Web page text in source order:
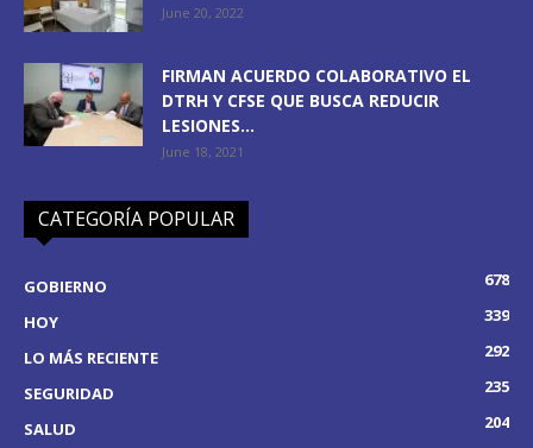
June 20, 2022
FIRMAN ACUERDO COLABORATIVO EL
DTRH Y CFSE QUE BUSCA REDUCIR
LESIONES...
June 18, 2021
CATEGORÍA POPULAR
GOBIERNO
678
HOY
339
LO MÁS RECIENTE
292
SEGURIDAD
235
SALUD
204